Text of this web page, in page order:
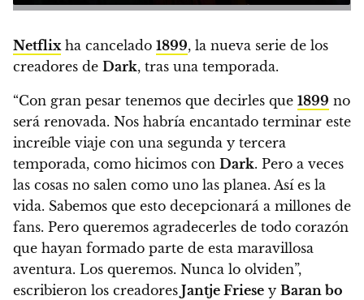
Netflixha cancelado 1899, la nueva serie de los
creadores de Dark, tras una temporada.
“Con gran pesar tenemos que decirles que 1899 no
será renovada. Nos habría encantado terminar este
increíble viaje con una segunda y tercera
temporada, como hicimos con Dark. Pero a veces
las cosas no salen como uno las planea. Así es la
vida. Sabemos que esto decepcionará a millones de
fans. Pero queremos agradecerles de todo corazón
que hayan formado parte de esta maravillosa
aventura. Los queremos. Nunca lo olviden”,
escribieron los creadores Jantje Friese y Baran bo